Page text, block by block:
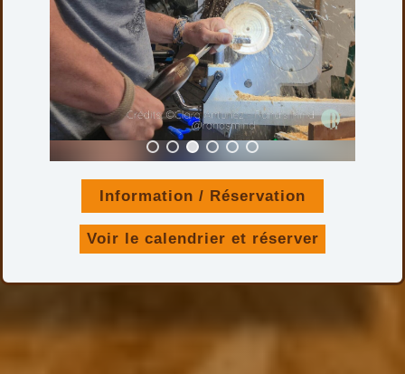
Information / Réservation
Voir le calendrier et réserver
VASE EN FRÊNE
20,00€
Hauteur : 11 cm
Diamètre maxi. : 8 cm
Finition : Ciré
Ajouter au panier